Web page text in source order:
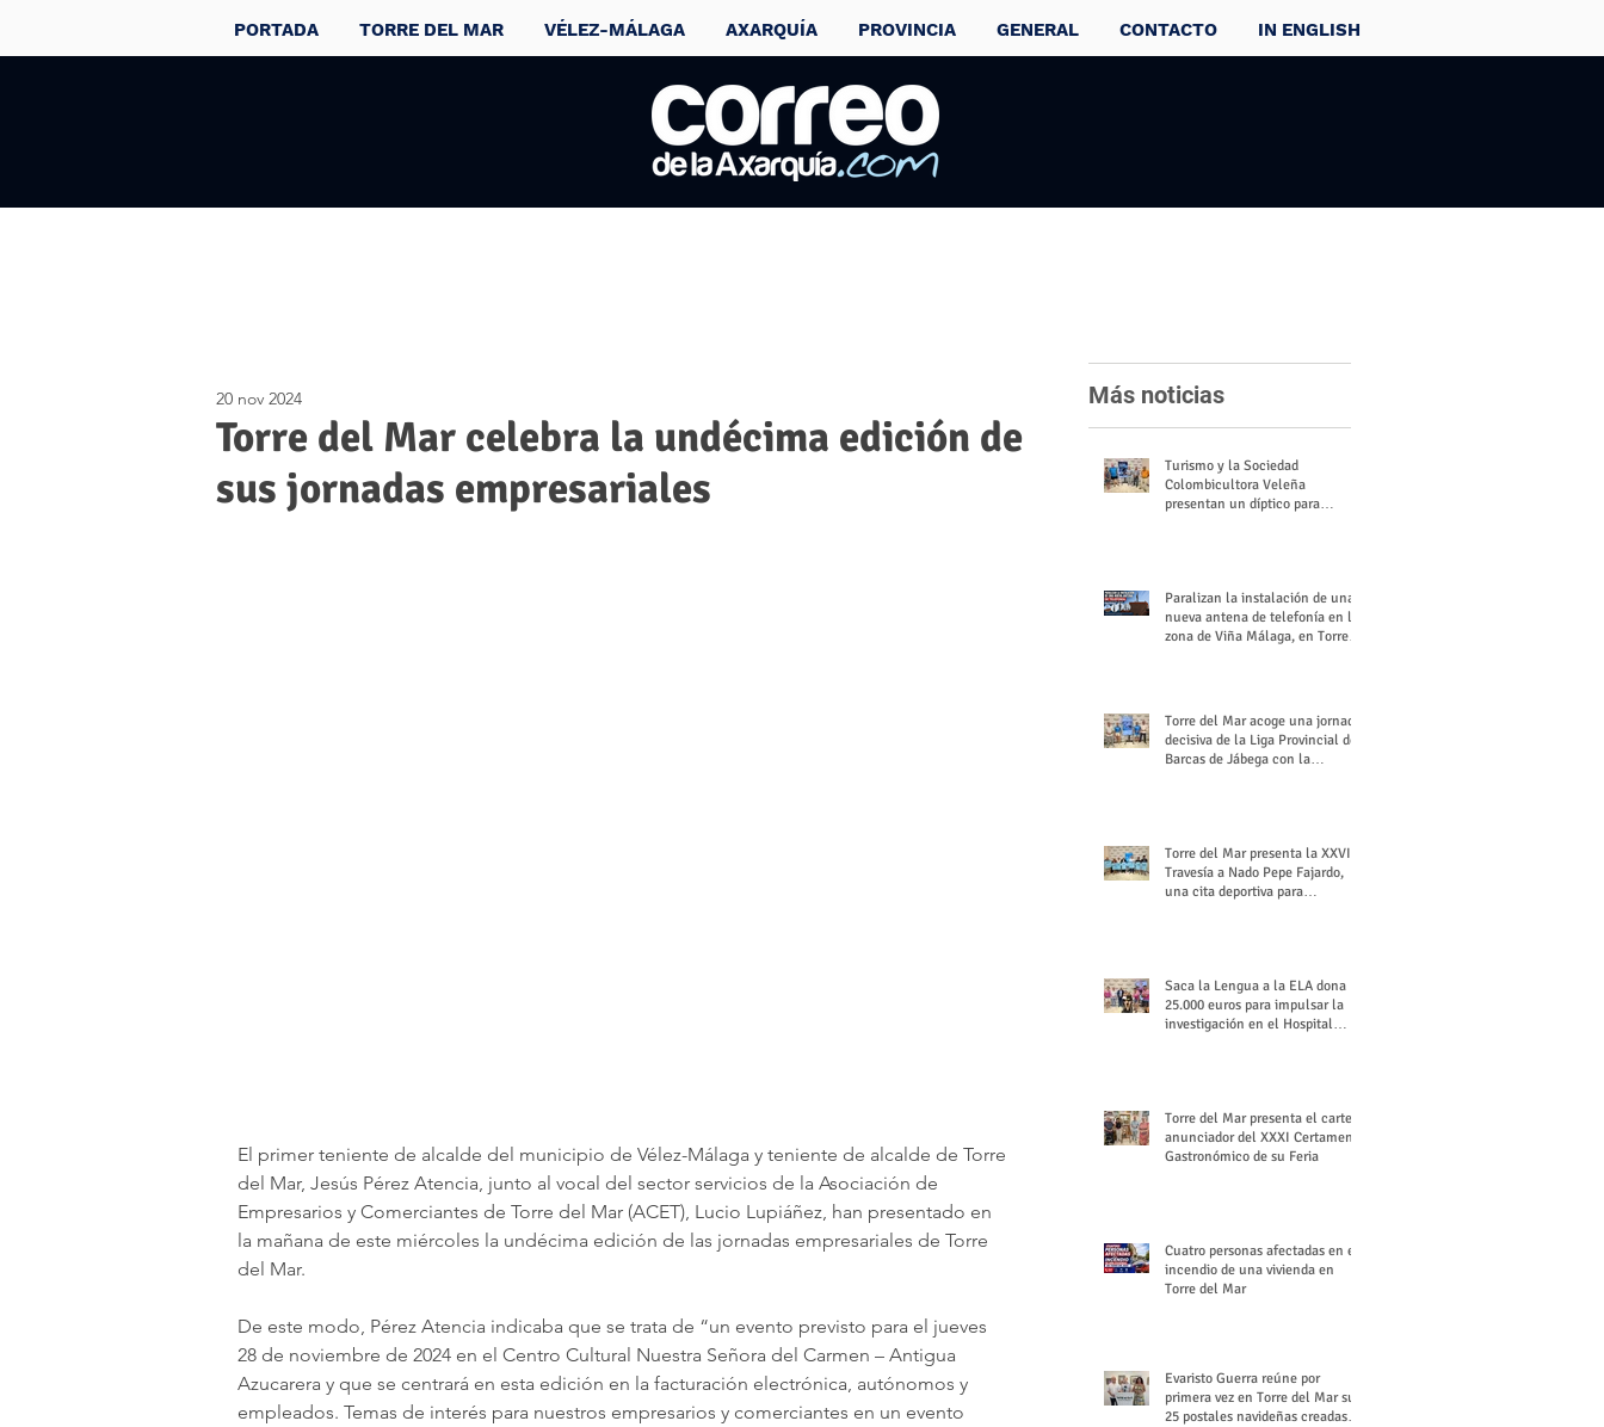
PORTADA TORRE DEL MAR VÉLEZ-MÁLAGA AXARQUÍA PROVINCIA GENERAL CONTACTO IN ENGLISH
Torre del Mar celebra la undécima edición de
sus jornadas empresariales
20 nov 2024
El primer teniente de alcalde del municipio de Vélez-Málaga y teniente de alcalde de Torre
del Mar, Jesús Pérez Atencia, junto al vocal del sector servicios de la Asociación de
Empresarios y Comerciantes de Torre del Mar (ACET), Lucio Lupiáñez, han presentado en
la mañana de este miércoles la undécima edición de las jornadas empresariales de Torre
del Mar.
De este modo, Pérez Atencia indicaba que se trata de “un evento previsto para el jueves
28 de noviembre de 2024 en el Centro Cultural Nuestra Señora del Carmen – Antigua
Azucarera y que se centrará en esta edición en la facturación electrónica, autónomos y
empleados. Temas de interés para nuestros empresarios y comerciantes en un evento
Más noticias
Turismo y la Sociedad
Colombicultora Veleña
presentan un díptico para
Paralizan la instalación de una
nueva antena de telefonía en la
zona de Viña Málaga, en Torre
Torre del Mar acoge una jornada
decisiva de la Liga Provincial de
Barcas de Jábega con la
Torre del Mar presenta la XXVI
Travesía a Nado Pepe Fajardo,
una cita deportiva para
Saca la Lengua a la ELA dona
25.000 euros para impulsar la
investigación en el Hospital
Torre del Mar presenta el cartel
anunciador del XXXI Certamen
Gastronómico de su Feria
Cuatro personas afectadas en el
incendio de una vivienda en
Torre del Mar
Evaristo Guerra reúne por
primera vez en Torre del Mar sus
25 postales navideñas creadas